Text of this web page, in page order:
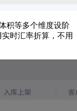
积等多个维度设阶
时汇率折算，不用